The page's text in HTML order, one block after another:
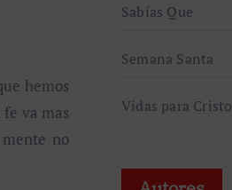
hemos
va mas
no
Sabías Que
Semana Santa
Vidas para Cristo